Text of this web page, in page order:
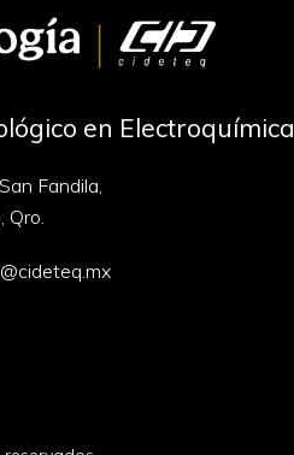
en Electroquímica
Fandila,